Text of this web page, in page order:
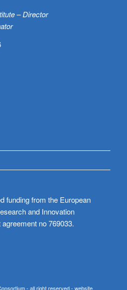
– Director
funding from the European
and Innovation
no 769033.
- all right reserved - website